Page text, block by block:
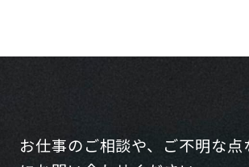
お仕事のご相談や、ご不明な点